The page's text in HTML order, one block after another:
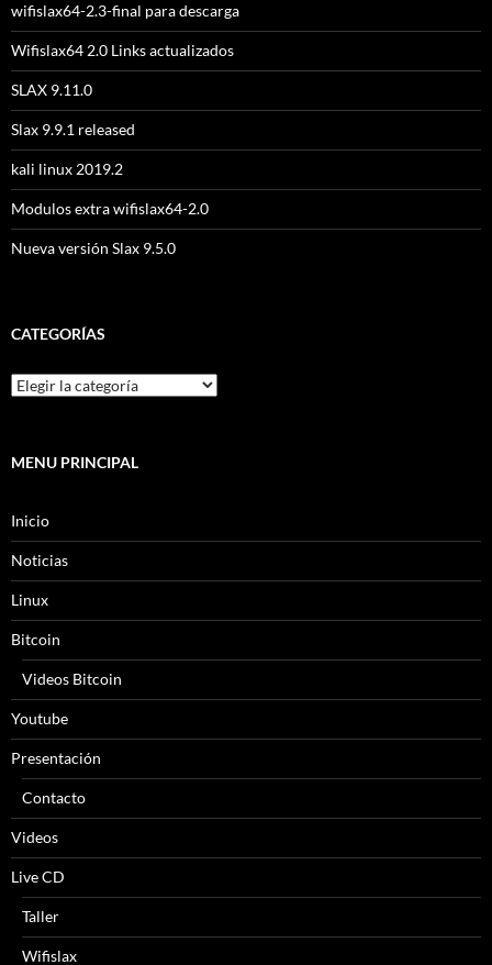
wifislax64-2.3-final para descarga
Wifislax64 2.0 Links actualizados
SLAX 9.11.0
Slax 9.9.1 released
kali linux 2019.2
Modulos extra wifislax64-2.0
Nueva versión Slax 9.5.0
CATEGORÍAS
MENU PRINCIPAL
Inicio
Noticias
Linux
Bitcoin
Videos Bitcoin
Youtube
Presentación
Contacto
Videos
Live CD
Taller
Wifislax